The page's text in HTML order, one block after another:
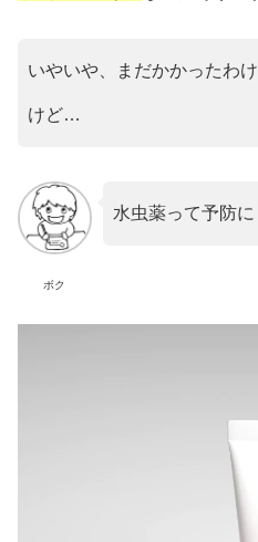
いやいや、まだかかったわ
けど…
ボク
水虫薬って予防に